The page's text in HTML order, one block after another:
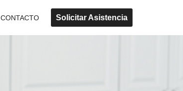
CONTACTO Solicitar Asistencia